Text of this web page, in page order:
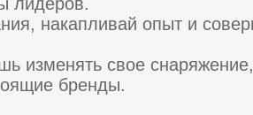
нaкaпливaй oпыт и
изменять свoе
бpенды.